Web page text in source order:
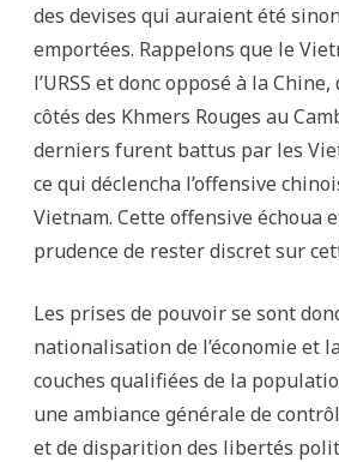
des devises qui auraient été
emportées. Rappelons que le
l’URSS et donc opposé à la
côtés des Khmers Rouges au
derniers furent battus par les
ce qui déclencha l’offensive
Vietnam. Cette offensive échoua
prudence de rester discret sur
Les prises de pouvoir se sont
nationalisation de l’économie et
couches qualifiées de la
une ambiance générale de
et de disparition des libertés